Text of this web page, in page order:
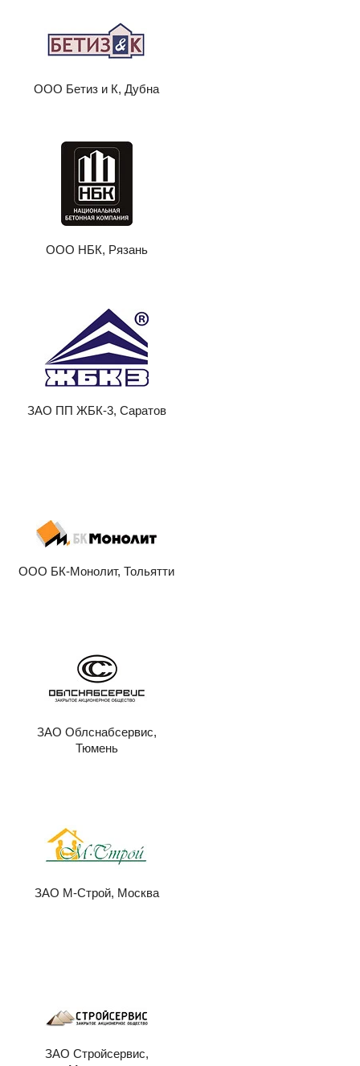
ООО Бетиз и К, Дубна
ООО НБК, Рязань
ЗАО ПП ЖБК-3, Саратов
ООО БК-Монолит, Тольятти
ЗАО Облснабсервис,
Тюмень
ЗАО М-Строй, Москва
ЗАО Стройсервис,